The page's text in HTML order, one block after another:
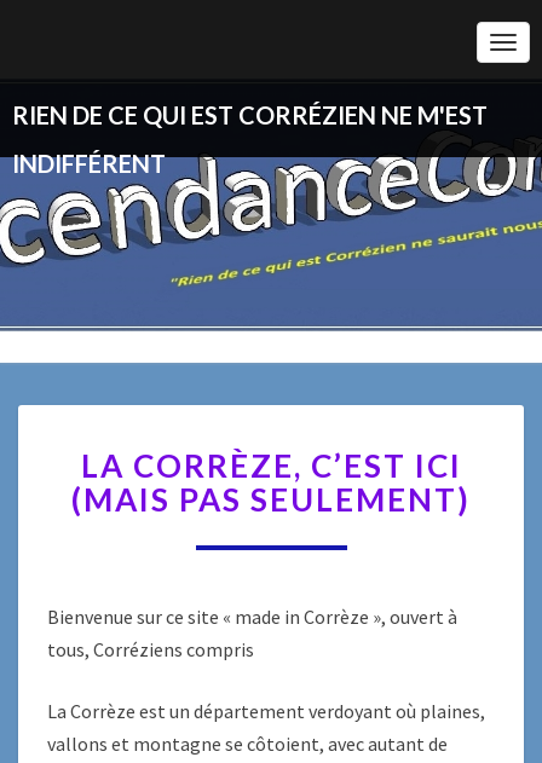
RIEN DE CE QUI EST CORRÉZIEN NE M'EST
INDIFFÉRENT
CORRÈZE,
C’EST
ICI
(MAIS
LA CORRÈZE, C’EST ICI
(MAIS PAS SEULEMENT)
Bienvenue sur ce site « made in Corrèze », ouvert à
tous, Corréziens compris
La Corrèze est un département verdoyant où plaines,
vallons et montagne se côtoient, avec autant de